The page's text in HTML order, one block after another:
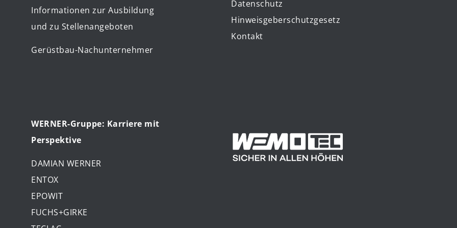
Informationen zur Ausbildung
und zu Stellenangeboten
Gerüstbau-Nachunternehmer
WERNER-Gruppe: Karriere mit
Perspektive
DAMIAN WERNER
ENTOX
EPOWIT
FUCHS+GIRKE
Datenschutz
Hinweisgeberschutzgesetz
Kontakt